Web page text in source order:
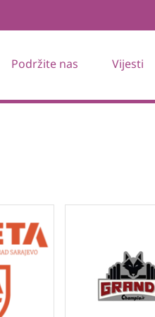
Podržite nas Vijesti